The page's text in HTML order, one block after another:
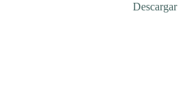
Descargar